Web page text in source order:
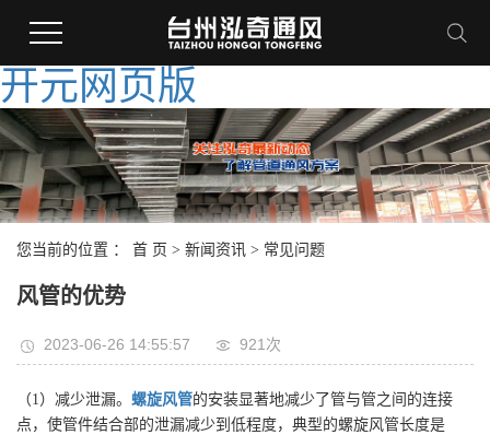
开元网页版
您当前的位置 ： 首 页 > 新闻资讯 > 常见问题
风管的优势
2023-06-26 14:55:57 921次
（1）减少泄漏。 螺旋风管的安装显著地减少了管与管之间的连接
点，使管件结合部的泄漏减少到低程度，典型的螺旋风管长度是